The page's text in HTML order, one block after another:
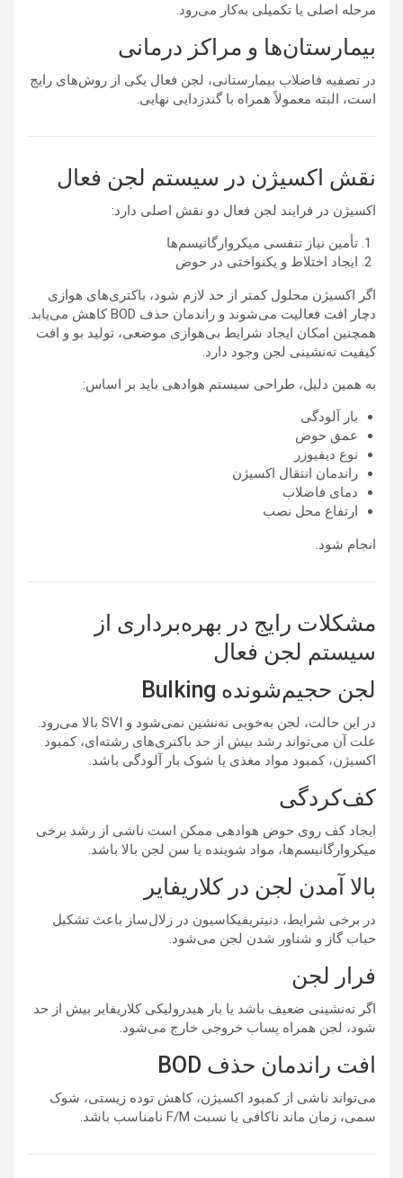
مرحله اصلی یا تکمیلی به‌کار می‌رود.
بیمارستان‌ها و مراکز درمانی
در تصفیه فاضلاب بیمارستانی، لجن فعال یکی از روش‌های رایج
است، البته معمولاً همراه با گندزدایی نهایی.
نقش اکسیژن در سیستم لجن فعال
اکسیژن در فرایند لجن فعال دو نقش اصلی دارد:
تأمین نیاز تنفسی میکروارگانیسم‌ها
ایجاد اختلاط و یکنواختی در حوض
اگر اکسیژن محلول کمتر از حد لازم شود، باکتری‌های هوازی
دچار افت فعالیت می‌شوند و راندمان حذف BOD کاهش می‌یابد.
همچنین امکان ایجاد شرایط بی‌هوازی موضعی، تولید بو و افت
کیفیت ته‌نشینی لجن وجود دارد.
به همین دلیل، طراحی سیستم هوادهی باید بر اساس:
بار آلودگی
عمق حوض
نوع دیفیوزر
راندمان انتقال اکسیژن
دمای فاضلاب
ارتفاع محل نصب
انجام شود.
مشکلات رایج در بهره‌برداری از
سیستم لجن فعال
لجن حجیم‌شونده Bulking
در این حالت، لجن به‌خوبی ته‌نشین نمی‌شود و SVI بالا می‌رود.
علت آن می‌تواند رشد بیش از حد باکتری‌های رشته‌ای، کمبود
اکسیژن، کمبود مواد مغذی یا شوک بار آلودگی باشد.
کف‌کردگی
ایجاد کف روی حوض هوادهی ممکن است ناشی از رشد برخی
میکروارگانیسم‌ها، مواد شوینده یا سن لجن بالا باشد.
بالا آمدن لجن در کلاریفایر
در برخی شرایط، دنیتریفیکاسیون در زلال‌ساز باعث تشکیل
حباب گاز و شناور شدن لجن می‌شود.
فرار لجن
اگر ته‌نشینی ضعیف باشد یا بار هیدرولیکی کلاریفایر بیش از حد
شود، لجن همراه پساب خروجی خارج می‌شود.
افت راندمان حذف BOD
می‌تواند ناشی از کمبود اکسیژن، کاهش توده زیستی، شوک
سمی، زمان ماند ناکافی یا نسبت F/M نامناسب باشد.